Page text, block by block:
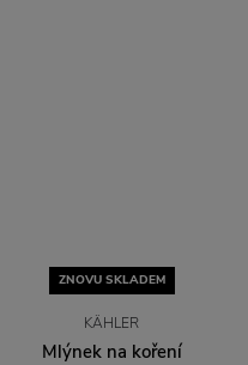
ZNOVU SKLADEM
KÄHLER
Mlýnek na koření